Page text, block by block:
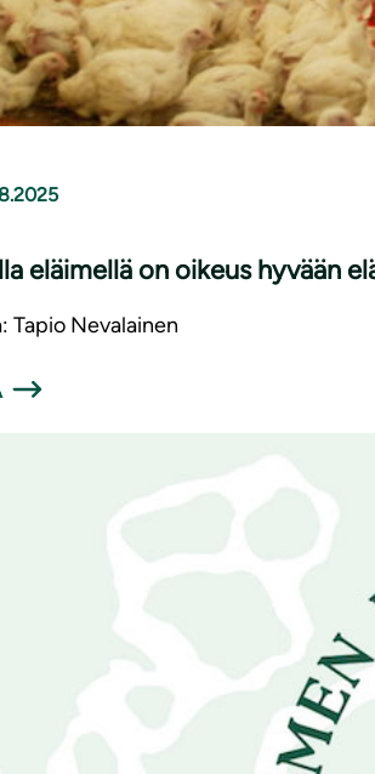
eläimellä on oikeus hyvään
Tapio Nevalainen